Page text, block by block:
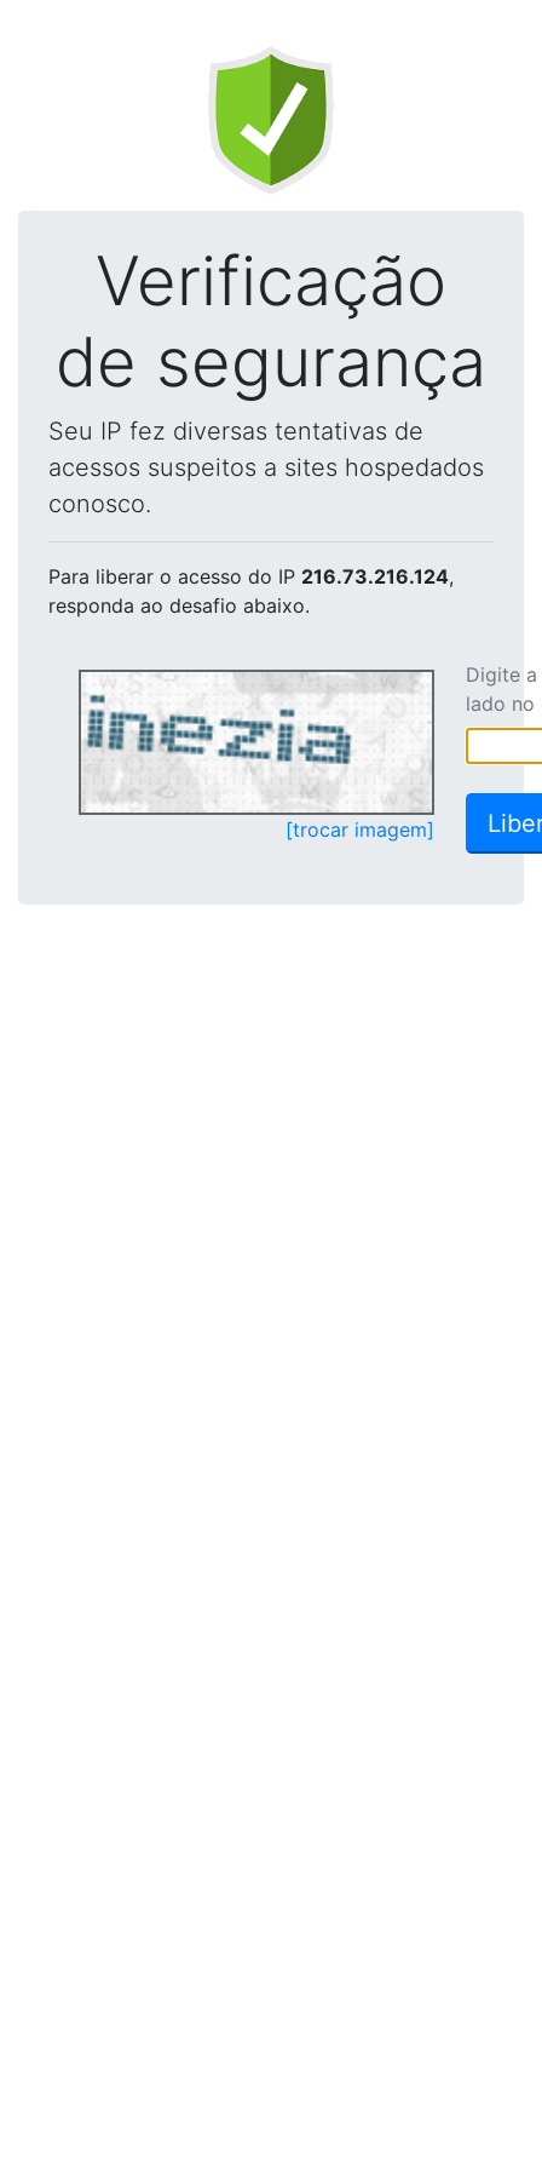
Verificação
de segurança
Seu IP fez diversas tentativas de
acessos suspeitos a sites hospedados
conosco.
Para liberar o acesso do IP 216.73.216.124,
responda ao desafio abaixo.
[trocar imagem]
Digite
lado no